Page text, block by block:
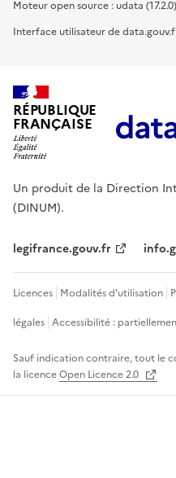
Moteur open source : udata (17.2.0)
Interface utilisateur de
RÉPUBLIQUE
FRANÇAISE
Un produit de la Direction
(DINUM).
legifrance.gouv.fr
Licences Modalités d'utilisation
légales Accessibilité :
Sauf indication contraire, tout le
la licenceOpen Licence 2.0